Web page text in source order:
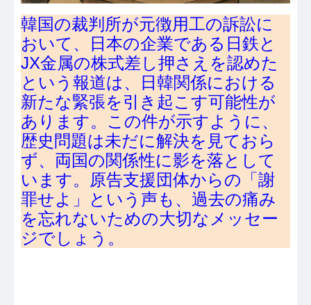
韓国の裁判所が元徴用工の訴訟に
おいて、日本の企業である日鉄と
JX金属の株式差し押さえを認めた
という報道は、日韓関係における
新たな緊張を引き起こす可能性が
あります。この件が示すように、
歴史問題は未だに解決を見ておら
ず、両国の関係性に影を落として
います。原告支援団体からの「謝
罪せよ」という声も、過去の痛み
を忘れないための大切なメッセー
ジでしょう。